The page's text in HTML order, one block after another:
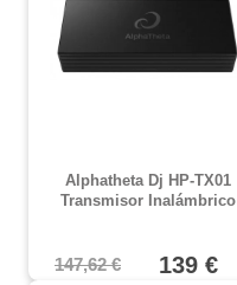
Alphatheta Dj HP-TX01
Transmisor Inalámbrico
147,62 € 139 €